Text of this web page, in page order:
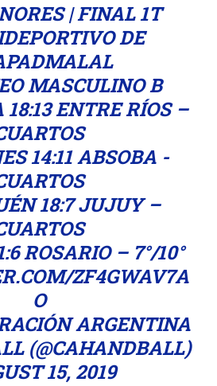
| FINAL 1T
DE
MASCULINO B
18:13 ENTRE RÍOS –
14:11 ABSOBA -
18:7 JUJUY –
ROSARIO – 7°/10°
ZF4GWAV7A
O
ARGENTINA
(@CAHANDBALL)
15, 2019